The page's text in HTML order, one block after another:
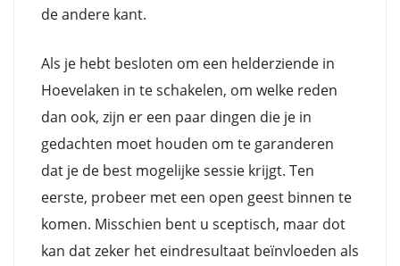
de andere kant.
Als je hebt besloten om een helderziende in
Hoevelaken in te schakelen, om welke reden
dan ook, zijn er een paar dingen die je in
gedachten moet houden om te garanderen
dat je de best mogelijke sessie krijgt. Ten
eerste, probeer met een open geest binnen te
komen. Misschien bent u sceptisch, maar dot
kan dat zeker het eindresultaat beïnvloeden als